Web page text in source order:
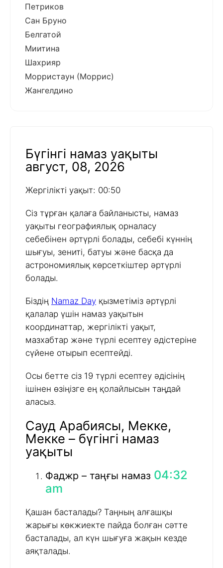
Петриков
Сан Бруно
Белгатой
Миитина
Шахрияр
Морристаун (Моррис)
Жангелдино
Бүгінгі намаз уақыты
август, 08, 2026
Жергілікті уақыт: 00:50
Сіз тұрған қалаға байланысты, намаз
уақыты географиялық орналасу
себебінен әртүрлі болады, себебі күннің
шығуы, зениті, батуы және басқа да
астрономиялық көрсеткіштер әртүрлі
болады.
Біздің Namaz Day қызметіміз әртүрлі
қалалар үшін намаз уақытын
координаттар, жергілікті уақыт,
мазхабтар және түрлі есептеу әдістеріне
сүйене отырып есептейді.
Осы бетте сіз 19 түрлі есептеу әдісінің
ішінен өзіңізге ең қолайлысын таңдай
аласыз.
Сауд Арабиясы, Мекке,
Мекке – бүгінгі намаз
уақыты
Фаджр – таңғы намаз 04:32
am
Қашан басталады? Таңның алғашқы
жарығы көкжиекте пайда болған сәтте
басталады, ал күн шығуға жақын кезде
аяқталады.